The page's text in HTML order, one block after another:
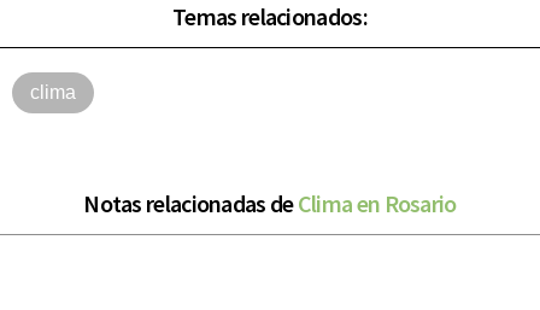
Temas relacionados:
clima
Notas relacionadas deClima en Rosario